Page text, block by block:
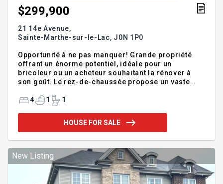
$299,900
21 14e Avenue,
Sainte-Marthe-sur-le-Lac, J0N 1P0
Opportunité à ne pas manquer! Grande propriété
offrant un énorme potentiel, idéale pour un
bricoleur ou un acheteur souhaitant la rénover à
son goût. Le rez-de-chaussée propose un vaste
manger, ainsi qu'une chambre supplémentaire. À
grandes dimensions, dont une chambre principale
avec walk-in. Le sous-sol, non terminé, dispose
pouvant accueillir jusqu'à 5 véhicules, cour arrière
clôturée et secteur paisible, à
4 1 1
HOUSE FOR SALE
New Listing